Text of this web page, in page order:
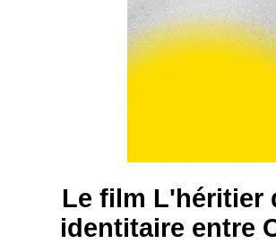
Le film L'héritier
identitaire entre